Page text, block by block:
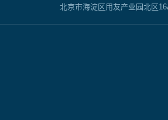
北京市海淀区用友产业园北区